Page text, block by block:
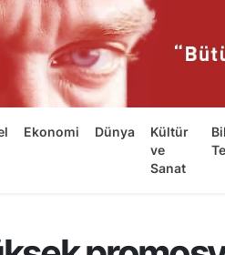
Ekonomi Dünya
Kültür
ve
Sanat